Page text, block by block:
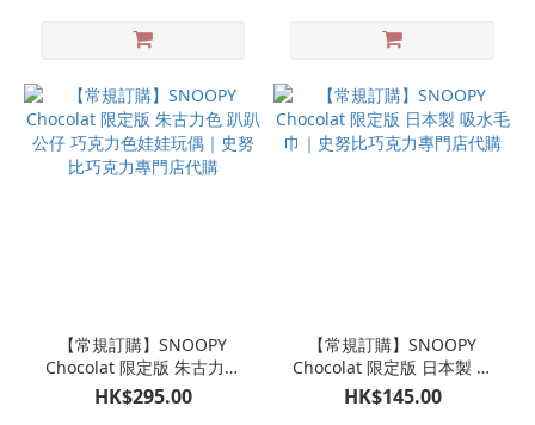
【常規訂購】SNOOPY
Chocolat 限定版 朱古力色
趴趴公仔 巧克力色娃娃玩偶
｜史努比巧克力專門店代購
HK$295.00
【常規訂購】SNOOPY
Chocolat 限定版 日本製 吸
水毛巾｜史努比巧克力專門
店代購
HK$145.00